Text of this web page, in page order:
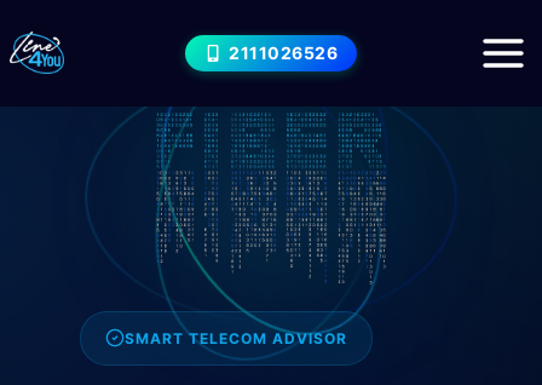
στο
περιεχόμενο
2111026526
SMART TELECOM ADVISOR